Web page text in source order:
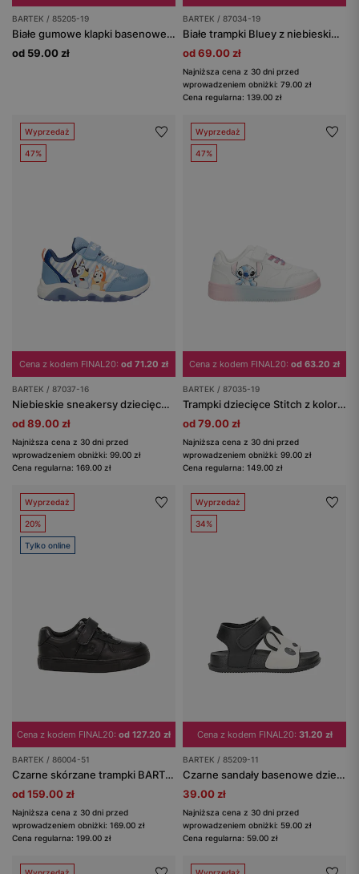
BARTEK / 85205-19
Białe gumowe klapki basenowe z odpinanymi ozdobami BARTEK 85205-19
od 59.00 zł
BARTEK / 87034-19
Białe trampki Bluey z niebieskimi wstawkami BARTEK 87034-19
od 69.00 zł
Najniższa cena z 30 dni przed
wprowadzeniem obniżki: 79.00 zł
Cena regularna: 139.00 zł
Wyprzedaż
47%
Cena z kodem FINAL20: od 71.20 zł
BARTEK / 87037-16
Niebieskie sneakersy dziecięce Bluey i Chilli ze świecącą podeszwą BARTEK 87037-16
od 89.00 zł
Najniższa cena z 30 dni przed
wprowadzeniem obniżki: 99.00 zł
Cena regularna: 169.00 zł
Wyprzedaż
47%
Cena z kodem FINAL20: od 63.20 zł
BARTEK / 87035-19
Trampki dziecięce Stitch z kolorową podeszwą BARTEK 87035-19
od 79.00 zł
Najniższa cena z 30 dni przed
wprowadzeniem obniżki: 99.00 zł
Cena regularna: 149.00 zł
Wyprzedaż
20%
Tylko online
Cena z kodem FINAL20: od 127.20 zł
BARTEK / 86004-51
Czarne skórzane trampki BARTEK 86004-51
od 159.00 zł
Najniższa cena z 30 dni przed
wprowadzeniem obniżki: 169.00 zł
Cena regularna: 199.00 zł
Wyprzedaż
34%
Cena z kodem FINAL20: 31.20 zł
BARTEK / 85209-11
Czarne sandały basenowe dziecięce panda BARTEK 85209-11
39.00 zł
Najniższa cena z 30 dni przed
wprowadzeniem obniżki: 59.00 zł
Cena regularna: 59.00 zł
Wyprzedaż Wyprzedaż